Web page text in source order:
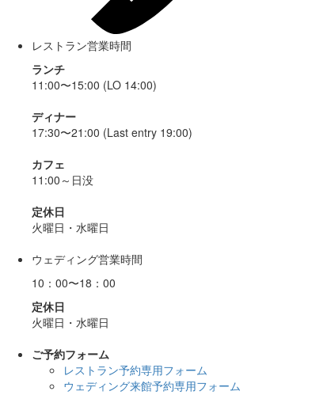
レストラン営業時間
ランチ
11:00〜15:00 (LO 14:00)
ディナー
17:30〜21:00 (Last entry 19:00)
カフェ
11:00～日没
定休日
火曜日・水曜日
ウェディング営業時間
10：00〜18：00
定休日
火曜日・水曜日
ご予約フォーム
レストラン予約専用フォーム
ウェディング来館予約専用フォーム